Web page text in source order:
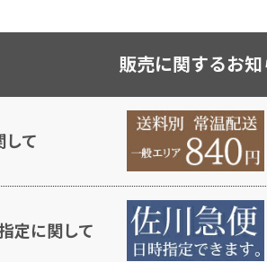
販売に関するお
して
定に関して